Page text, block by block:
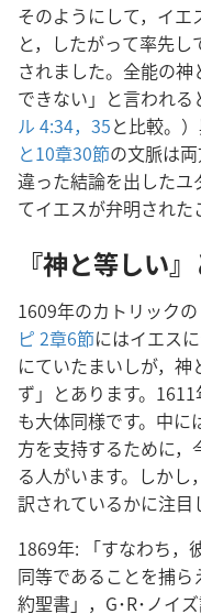
そのようにして，イエ
と，したがって率先
されました。全能の
できない」と言われ
ル 4:34，35と比較。
と 10章30節の文脈は
違った結論を出した
てイエスが弁明された
『神と等しい
1609年のカトリック
ピ 2章6節にはイエス
にていたまいしが，
ず」とあります。1611
も大体同様です。中
方を支持するために
る人がいます。しか
訳されているかに注目
1869年: 「すなわち，
同等であることを捕
約聖書」，G･R･ノイズ